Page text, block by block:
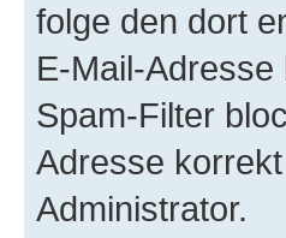
folge den dort
E-Mail-
Spam-Filter
Adresse
Administrator.